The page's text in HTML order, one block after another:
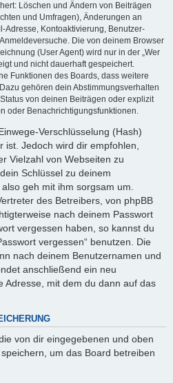
Löschen und Ändern von Beiträgen
und Umfragen), Änderungen an
Adresse, Kontoaktivierung, Benutzer-
Die von deinem Browser
(User Agent) wird nur in der „Wer
und nicht dauerhaft gespeichert.
Funktionen des Boards, dass weitere
gehören dein Abstimmungsverhalten
von deinen Beiträgen oder explizit
oder Benachrichtigungsfunktionen.
Verschlüsselung (Hash)
Jedoch wird dir empfohlen,
Vielzahl von Webseiten zu
Schlüssel zu deinem
geh mit ihm sorgsam um.
des Betreibers, von phpBB
nach deinem Passwort
vergessen haben, so kannst du
vergessen“ benutzen. Die
nach deinem Benutzernamen und
anschließend ein neu
Adresse, mit dem du dann auf das
von dir eingegebenen und oben
um das Board betreiben